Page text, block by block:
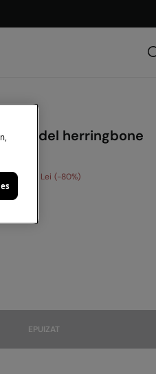
model herringbone
120,00 Lei 80
EPUIZAT